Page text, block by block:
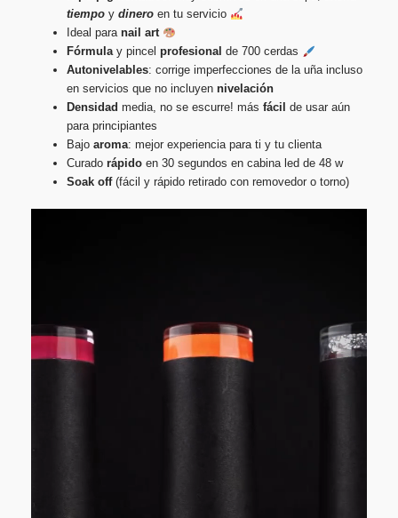
tiempo y dinero en tu servicio
Ideal para nail art
Fórmulay pincel profesional de 700 cerdas
Autonivelables: corrige imperfecciones de la uña incluso
en servicios que no incluyen nivelación
Densidad media, no se escurre! más fácil de usar aún
para principiantes
Bajo aroma: mejor experiencia para ti y tu clienta
Curado rápido en 30 segundos en cabina led de 48 w
Soak off(fácil y rápido retirado con removedor o torno)